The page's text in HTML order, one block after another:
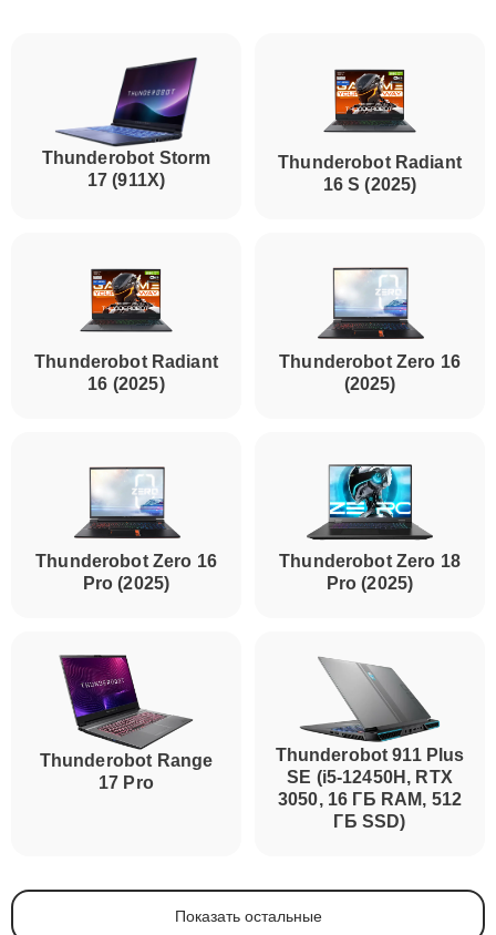
Thunderobot Storm
17 (911X)
Thunderobot Radiant
16 S (2025)
Thunderobot Radiant
16 (2025)
Thunderobot Zero 16
(2025)
Thunderobot Zero 16
Pro (2025)
Thunderobot Zero 18
Pro (2025)
Thunderobot Range
17 Pro
Thunderobot 911 Plus
SE (i5-12450H, RTX
3050, 16 ГБ RAM, 512
ГБ SSD)
Показать остальные